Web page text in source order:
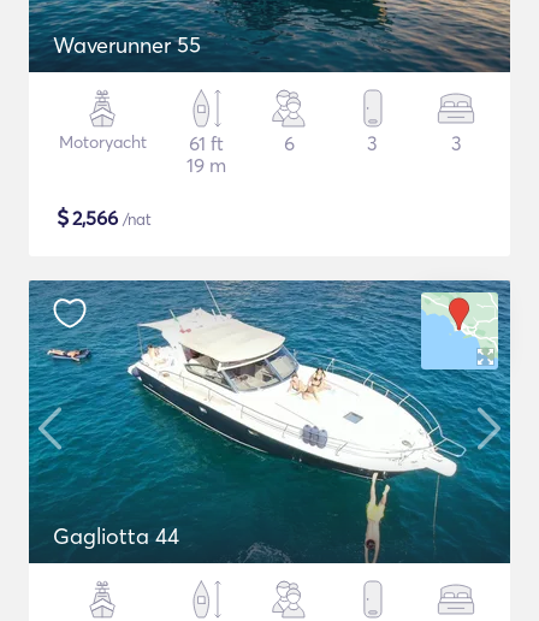
Waverunner 55
Motoryacht
61 ft
19 m
6 3 3
$2,566 /nat
Gagliotta 44